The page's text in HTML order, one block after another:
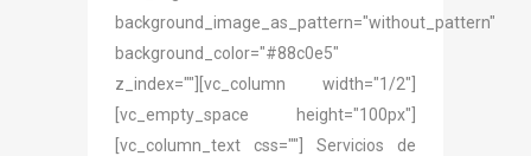
background_image_as_pattern="without_pattern"
background_color="#88c0e5"
z_index=""][vc_column width="1/2"]
[vc_empty_space height="100px"]
[vc_column_text css=""] Servicios de